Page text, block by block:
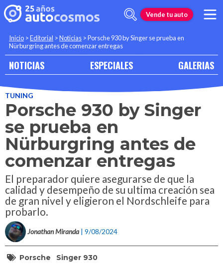
Vende tu auto
Inicio >Editorial >Noticias >Porsche 930 by Singer se prueba en
Nürburgring antes de comenzar entregas
NOTICIAS ESPECIALES GALERIAS
TUNING
Porsche 930 by Singer
se prueba en
Nürburgring antes de
comenzar entregas
El preparador quiere asegurarse de que la
calidad y desempeño de su ultima creación sea
de gran nivel y eligieron el Nordschleife para
probarlo.
Jonathan Miranda | 9/08/2024
Porsche Singer 930